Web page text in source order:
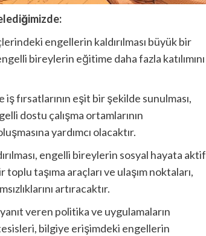
engellerin kaldırılması büyük bir
bireylerin eğitime daha fazla katılımını
fırsatlarının eşit bir şekilde sunulması,
dostu çalışma ortamlarının
yardımcı olacaktır.
engelli bireylerin sosyal hayata aktif
toplu taşıma araçları ve ulaşım noktaları,
artıracaktır.
veren politika ve uygulamaların
bilgiye erişimdeki engellerin